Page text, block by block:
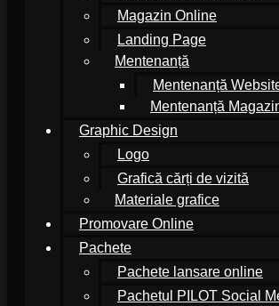
Magazin Online
Landing Page
Mentenanță
Mentenanță
Mentenanță
Graphic Design
Logo
Grafică cărți de vizită
Materiale grafice
Promovare Online
Pachete
Pachete lansare online
Pachetul PILOT Social